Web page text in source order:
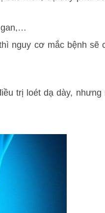
gan,…
nguy cơ mắc bệnh sẽ
trị loét dạ dày, nhưng